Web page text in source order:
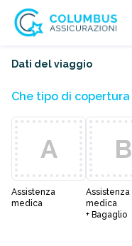
Dati del viaggio
A
Assistenza
medica
B
Assistenza
medica
+ Bagaglio